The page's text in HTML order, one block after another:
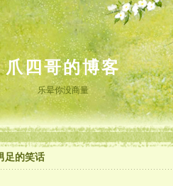
爪四哥的博客
乐晕你没商量
足的笑话